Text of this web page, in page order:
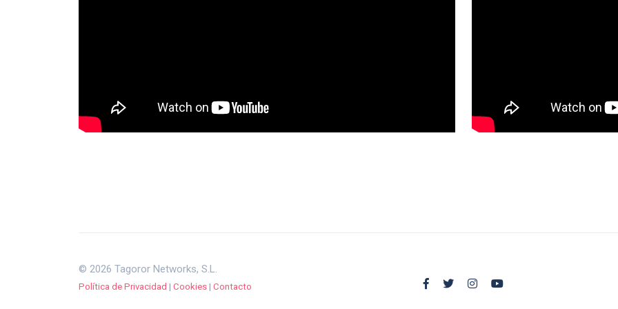
© 2026 Tagoror Networks, S.L.
Política de Privacidad | Cookies | Contacto